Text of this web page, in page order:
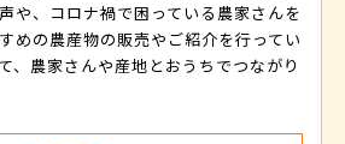
や、コロナ禍で困っている農家さんを
めの農産物の販売やご紹介を行ってい
、農家さんや産地とおうちでつながり